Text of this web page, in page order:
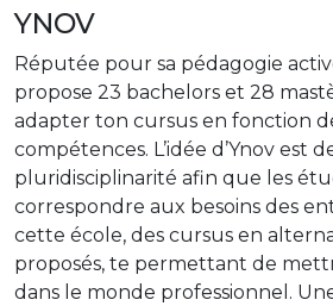
YNOV
Réputée pour sa pédagogie
propose 23 bachelors et 28
adapter ton cursus en fonction
compétences. L’idée d’Ynov est
pluridisciplinarité afin que les
correspondre aux besoins des
cette école, des cursus en
proposés, te permettant de
dans le monde professionnel.